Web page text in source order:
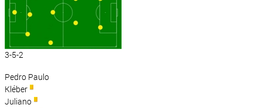
3-5-2
Pedro Paulo
Kléber
Juliano